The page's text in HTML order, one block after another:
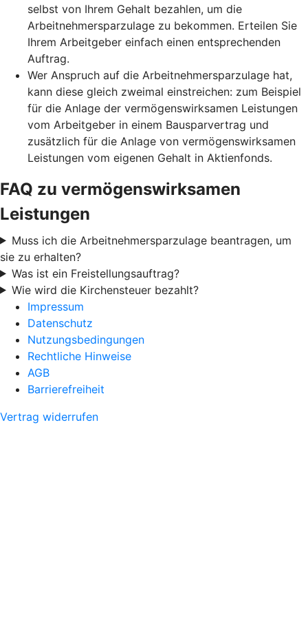
selbst von Ihrem Gehalt bezahlen, um die
Arbeitnehmersparzulage zu bekommen. Erteilen Sie
Ihrem Arbeitgeber einfach einen entsprechenden
Auftrag.
Wer Anspruch auf die Arbeitnehmersparzulage hat,
kann diese gleich zweimal einstreichen: zum Beispiel
für die Anlage der vermögenswirksamen Leistungen
vom Arbeitgeber in einem Bausparvertrag und
zusätzlich für die Anlage von vermögenswirksamen
Leistungen vom eigenen Gehalt in Aktienfonds.
FAQ zu vermögenswirksamen
Leistungen
Muss ich die Arbeitnehmersparzulage beantragen, um
sie zu erhalten?
Was ist ein Freistellungsauftrag?
Wie wird die Kirchensteuer bezahlt?
Impressum
Datenschutz
Nutzungsbedingungen
Rechtliche Hinweise
AGB
Barrierefreiheit
Vertrag widerrufen